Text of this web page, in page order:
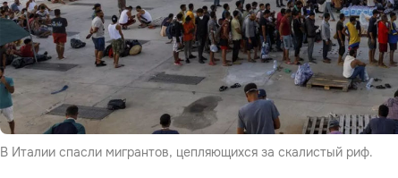
В Италии спасли мигрантов, цепляющихся за скалистый риф.